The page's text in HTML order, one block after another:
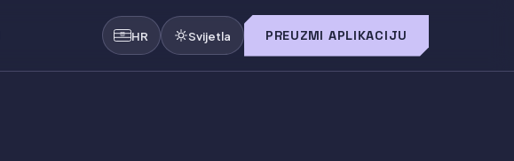
HR Svijetla PREUZMI APLIKACIJU